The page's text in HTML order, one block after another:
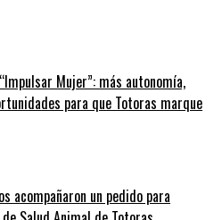
Mujer”: más autonomía,
para que Totoras marque
acompañaron un pedido para